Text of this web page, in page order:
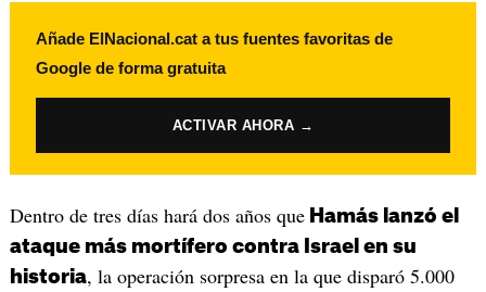
Añade ElNacional.cat a tus fuentes favoritas de
Google de forma gratuita
ACTIVAR AHORA →
Dentro de tres días hará dos años queHamás lanzó el
ataque más mortífero contra Israel en su
historia, la operación sorpresa en la que disparó 5.000